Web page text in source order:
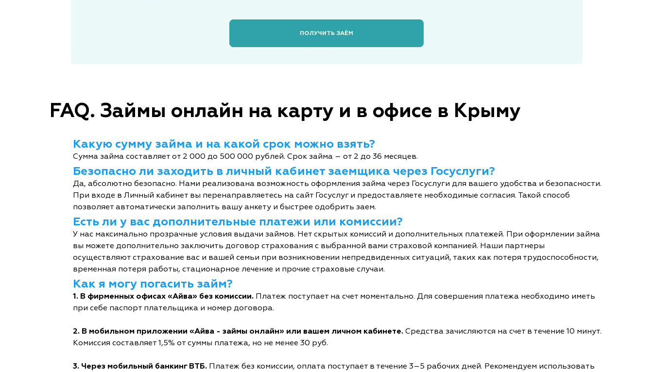
ПОЛУЧИТЬ ЗАЁМ
FAQ. Займы онлайн на карту и в офисе в Крыму
Какую сумму займа и на какой срок можно взять?
Сумма займа составляет от 2 000 до 500 000 рублей. Срок займа – от 2 до 36 месяцев.
Безопасно ли заходить в личный кабинет заемщика через Госуслуги?
Да, абсолютно безопасно. Нами реализована возможность оформления займа через Госуслуги для вашего удобства и безопасности.
При входе в Личный кабинет вы перенаправляетесь на сайт Госуслуг и предоставляете необходимые согласия. Такой способ
позволяет автоматически заполнить вашу анкету и быстрее одобрить заем.
Есть ли у вас дополнительные платежи или комиссии?
У нас максимально прозрачные условия выдачи займов. Нет скрытых комиссий и дополнительных платежей. При оформлении займа
вы можете дополнительно заключить договор страхования с выбранной вами страховой компанией. Наши партнеры
осуществляют страхование вас и вашей семьи при возникновении непредвиденных ситуаций, таких как потеря трудоспособности,
временная потеря работы, стационарное лечение и прочие страховые случаи.
Как я могу погасить займ?
1. В фирменных офисах «Айва» без комиссии. Платеж поступает на счет моментально. Для совершения платежа необходимо иметь
при себе паспорт плательщика и номер договора.
2. В мобильном приложении «Айва - займы онлайн» или вашем личном кабинете. Средства зачисляются на счет в течение 10 минут.
Комиссия составляет 1,5% от суммы платежа, но не менее 30 руб.
3. Через мобильный банкинг ВТБ. Платеж без комиссии, оплата поступает в течение 3–5 рабочих дней. Рекомендуем использовать